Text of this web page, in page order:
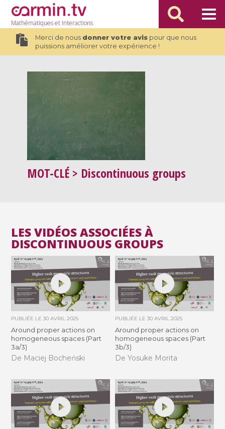
Mathématiqueset Interactions
Merci de nous donner votre avispour que nous
puissions améliorer votre expérience !
MOT-CLÉ > Discontinuous groups
LES VIDÉOS ASSOCIÉES À
DISCONTINUOUS GROUPS
PUBLIÉE LE30 AVRIL 2025
Around proper actions on
homogeneous spaces (Part
3a/3)
De Maciej Bocheński
PUBLIÉE LE 30 AVRIL 2025
Around proper actions on
homogeneous spaces (Part
3b/3)
De Yosuke Morita